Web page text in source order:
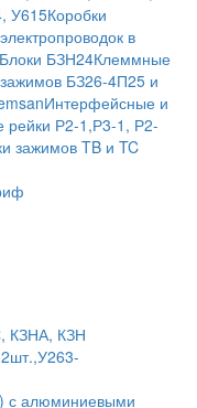
У615Коробки
в
БЗН24Клеммные
БЗ26-4П25 и
Интерфейсные и
рейки Р2-1,Р3-1, Р2-
зажимов TB и TC
КЗНА, КЗН
с алюминиевыми